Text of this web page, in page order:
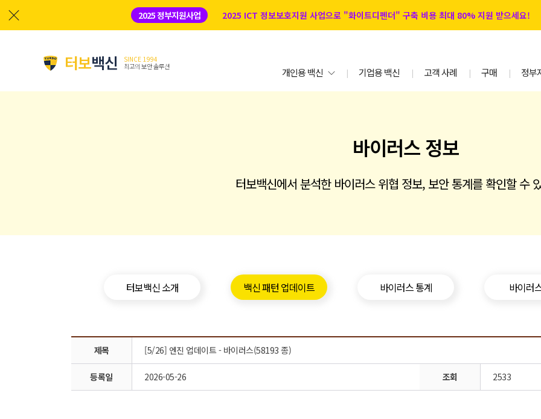
2025 정부지원사업 2025 ICT 정보보호지원 사업으로 "화이트디펜더" 구축 비용 최대 80% 지원 받으세요!
터보백신
SINCE 1994
최고의 보안 솔루션
개인용 백신 | 기업용 백신 | 고객 사례 | 구매 | 정부
바이러스 정보
터보백신에서 분석한 바이러스 위협 정보, 보안 통계를 확인할 수
터보백신 소개 백신 패턴 업데이트 바이러스 통계 바이러
제목 [5/26] 엔진 업데이트 - 바이러스(58193 종)
등록일 2026-05-26 조회 2533